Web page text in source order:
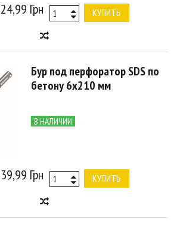
24,99 Грн КУПИТЬ
Бур под перфоратор SDS по
бетону 6х210 мм
В НАЛИЧИИ
39,99 Грн КУПИТЬ